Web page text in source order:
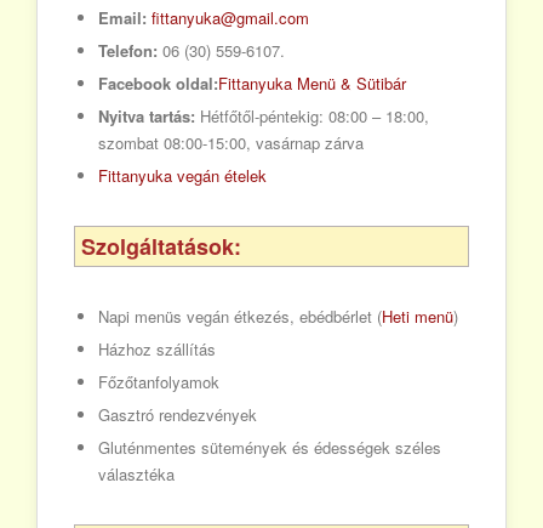
Email: fittanyuka@gmail.com
Telefon: 06 (30) 559-6107.
Facebook oldal:Fittanyuka Menü & Sütibár
Nyitva tartás: Hétfőtől-péntekig: 08:00 – 18:00,
szombat 08:00-15:00, vasárnap zárva
Fittanyuka vegán ételek
Szolgáltatások:
Napi menüs vegán étkezés, ebédbérlet (Heti menü)
Házhoz szállítás
Főzőtanfolyamok
Gasztró rendezvények
Gluténmentes sütemények és édességek széles
választéka